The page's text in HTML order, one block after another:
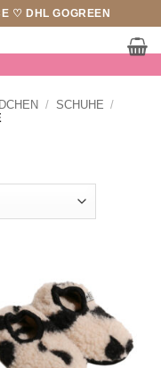
♡ DHL GOGREEN
/ SCHUHE /